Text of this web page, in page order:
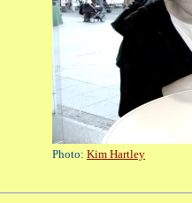
Photo: Kim Hartley